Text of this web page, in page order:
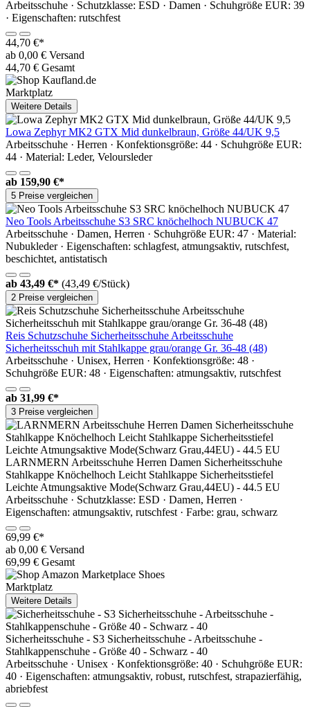
Arbeitsschuhe · Schutzklasse: ESD · Damen · Schuhgröße EUR: 39
· Eigenschaften: rutschfest
44,70 €*
ab 0,00 € Versand
44,70 € Gesamt
Marktplatz
Weitere Details
Lowa Zephyr MK2 GTX Mid dunkelbraun, Größe 44/UK 9,5
Arbeitsschuhe · Herren · Konfektionsgröße: 44 · Schuhgröße EUR:
44 · Material: Leder, Veloursleder
ab 159,90 €*
5 Preise vergleichen
Neo Tools Arbeitsschuhe S3 SRC knöchelhoch NUBUCK 47
Arbeitsschuhe · Damen, Herren · Schuhgröße EUR: 47 · Material:
Nubukleder · Eigenschaften: schlagfest, atmungsaktiv, rutschfest,
beschichtet, antistatisch
ab 43,49 €* (43,49 €/Stück)
2 Preise vergleichen
Reis Schutzschuhe Sicherheitsschuhe Arbeitsschuhe
Sicherheitsschuh mit Stahlkappe grau/orange Gr. 36-48 (48)
Arbeitsschuhe · Unisex, Herren · Konfektionsgröße: 48 ·
Schuhgröße EUR: 48 · Eigenschaften: atmungsaktiv, rutschfest
ab 31,99 €*
3 Preise vergleichen
LARNMERN Arbeitsschuhe Herren Damen Sicherheitsschuhe
Stahlkappe Knöchelhoch Leicht Stahlkappe Sicherheitsstiefel
Leichte Atmungsaktive Mode(Schwarz Grau,44EU) - 44.5 EU
Arbeitsschuhe · Schutzklasse: ESD · Damen, Herren ·
Eigenschaften: atmungsaktiv, rutschfest · Farbe: grau, schwarz
69,99 €*
ab 0,00 € Versand
69,99 € Gesamt
Marktplatz
Weitere Details
Sicherheitsschuhe - S3 Sicherheitsschuhe - Arbeitsschuhe -
Stahlkappenschuhe - Größe 40 - Schwarz - 40
Arbeitsschuhe · Unisex · Konfektionsgröße: 40 · Schuhgröße EUR:
40 · Eigenschaften: atmungsaktiv, robust, rutschfest, strapazierfähig,
abriebfest